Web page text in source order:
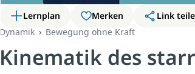
Lernplan Merken
Link
Dynamik
Bewegung ohne Kraft
Kinematik des